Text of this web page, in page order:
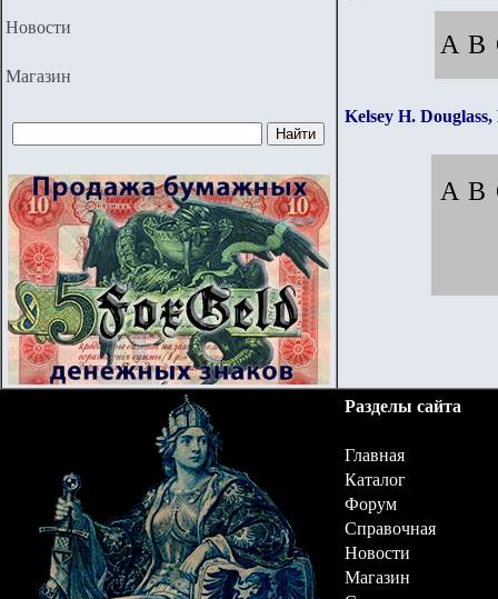
Новости
Магазин
A B
Kelsey H. Douglass,
A B
Разделы сайта
Главная
Каталог
Форум
Справочная
Новости
Магазин